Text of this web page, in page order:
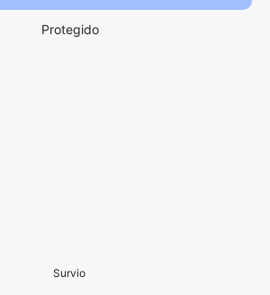
Protegido
Survio